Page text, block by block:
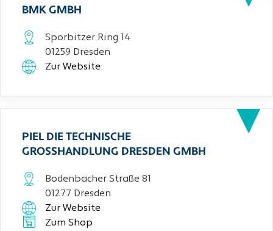
BMK GMBH
Sporbitzer Ring 14
01259 Dresden
Zur Website
PIEL DIE TECHNISCHE
GROSSHANDLUNG DRESDEN GMBH
Bodenbacher Straße 81
01277 Dresden
Zur Website
Zum Shop